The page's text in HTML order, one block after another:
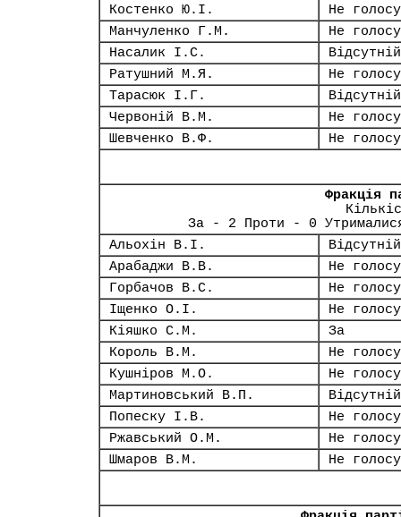
Костенко Ю.І.
Не
Манчуленко Г.М.
Не
Насалик І.С.
Відсутній
Ратушний М.Я.
Не
Тарасюк І.Г.
Відсутній
Червоній В.М.
Не
Шевченко В.Ф.
Не
Фракція
За - 2 Проти - 0
Альохін В.І.
Відсутній
Арабаджи В.В.
Не
Горбачов В.С.
Не
Іщенко О.І.
Не
Кіяшко С.М.
За
Король В.М.
Не
Кушніров М.О.
Не
Мартиновський В.П.
Відсутній
Попеску І.В.
Не
Ржавський О.М.
Не
Шмаров В.М.
Не